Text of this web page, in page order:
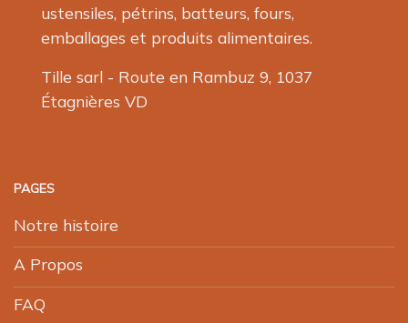
ustensiles, pétrins, batteurs, fours,
emballages et produits alimentaires.
Tille sarl - Route en Rambuz 9, 1037
Étagnières VD
PAGES
Notre histoire
A Propos
FAQ